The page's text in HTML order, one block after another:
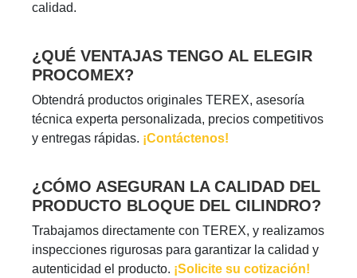
calidad.
¿QUÉ VENTAJAS TENGO AL ELEGIR
PROCOMEX?
Obtendrá productos originales TEREX, asesoría
técnica experta personalizada, precios competitivos
y entregas rápidas. ¡Contáctenos!
¿CÓMO ASEGURAN LA CALIDAD DEL
PRODUCTO BLOQUE DEL CILINDRO?
Trabajamos directamente con TEREX, y realizamos
inspecciones rigurosas para garantizar la calidad y
autenticidad el producto. ¡Solicite su cotización!